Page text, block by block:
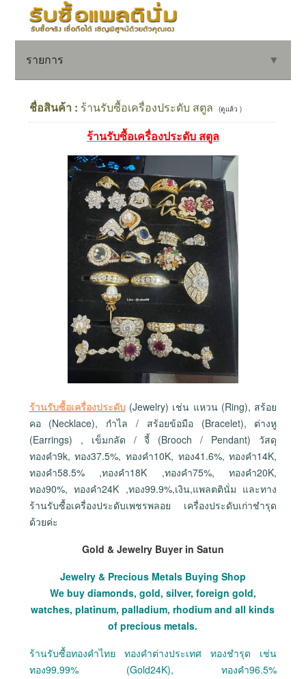
รายการ ▼
ชื่อสินค้า : ร้านรับซื้อเครื่องประดับ สตูล (ดูแล้ว )
ร้านรับซื้อเครื่องประดับ สตูล
ร้านรับซื้อเครื่องประดับ(Jewelry) เช่น แหวน (Ring), สร้อย
คอ (Necklace), กำไล / สร้อยข้อมือ (Bracelet), ต่างหู
(Earrings) , เข็มกลัด / จี้ (Brooch / Pendant) วัสดุ
ทองคำ9k, ทอง37.5%, ทองคำ10K, ทอง41.6%, ทองคำ14K,
ทองคำ58.5% ,ทองคำ18K ,ทองคำ75%, ทองคำ20K,
ทอง90%, ทองคำ24K ,ทอง99.9%,เงิน,แพลตตินั่ม และทาง
ร้านรับซื้อเครื่องประดับเพชรพลอย เครื่องประดับเก่าชำรุด
ด้วยค่ะ
Gold & Jewelry Buyer in Satun
Jewelry & Precious Metals Buying Shop
We buy diamonds, gold, silver, foreign gold,
watches, platinum, palladium, rhodium and all kinds
of precious metals.
ร้านรับซื้อทองคำไทย ทองคำต่างประเทศ ทองชำรุด เช่น
ทอง99.99% (Gold24K), ทองคำ96.5%